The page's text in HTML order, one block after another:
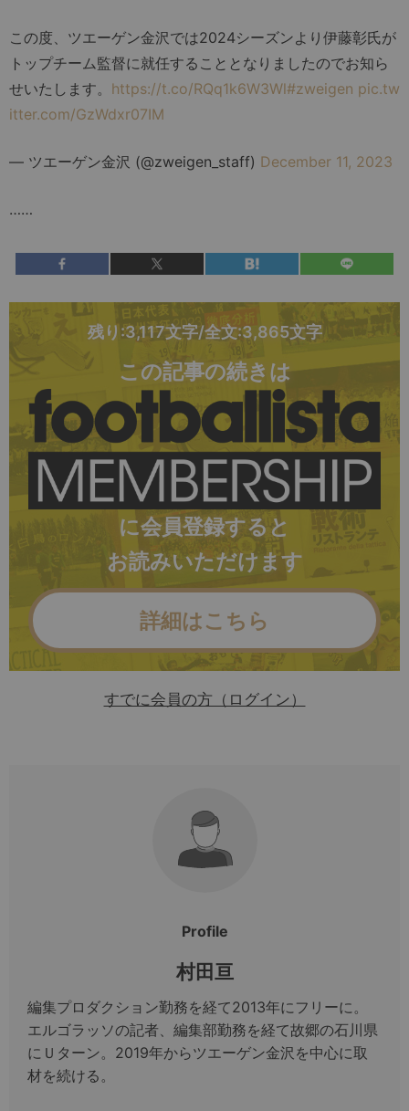
この度、ツエーゲン金沢では2024シーズンより伊藤彰氏が
トップチーム監督に就任することとなりましたのでお知ら
せいたします。 https://t.co/RQq1k6W3Wl#zweigen pic.tw
itter.com/GzWdxr07IM
— ツエーゲン金沢 (@zweigen_staff) December 11, 2023
……
残り:3,117文字/全文:3,865文字
この記事の続きは
に会員登録すると
お読みいただけます
詳細はこちら
すでに会員の方（ログイン）
Profile
村田亘
編集プロダクション勤務を経て2013年にフリーに。
エルゴラッソの記者、編集部勤務を経て故郷の石川県
にＵターン。2019年からツエーゲン金沢を中心に取
材を続ける。